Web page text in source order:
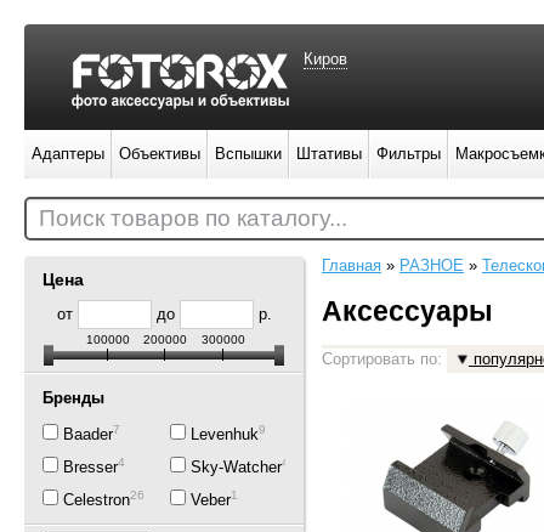
Цена
от до р.
100000 200000 300000
Бренды
Baader7
Bresser4
Celestron26
Levenhuk9
Sky-Watcher44
Veber1
Главная » РАЗНОЕ »
Аксессуары
Сортировать по:
Киров
Адаптеры Объективы Вспышки Штативы Фильтры
Поиск товаров по каталогу...